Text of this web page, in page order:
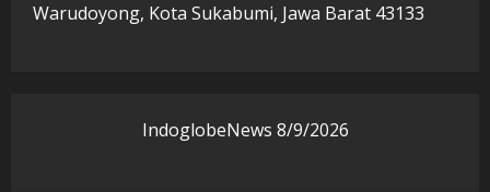
Warudoyong, Kota Sukabumi, Jawa Barat 43133
IndoglobeNews 8/9/2026